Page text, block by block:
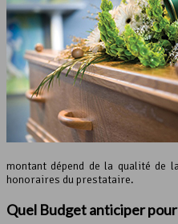
montant dépend de la qualité de
honoraires du prestataire.
Quel Budget anticiper